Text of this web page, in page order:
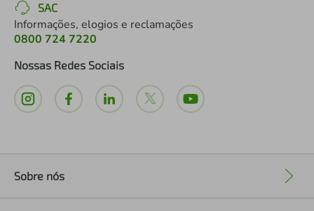
SAC
Informações, elogios e reclamações
0800 724 7220
Nossas Redes Sociais
Sobre nós